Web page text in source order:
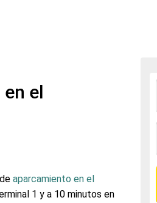
el
aparcamiento en el
1 y a 10 minutos en